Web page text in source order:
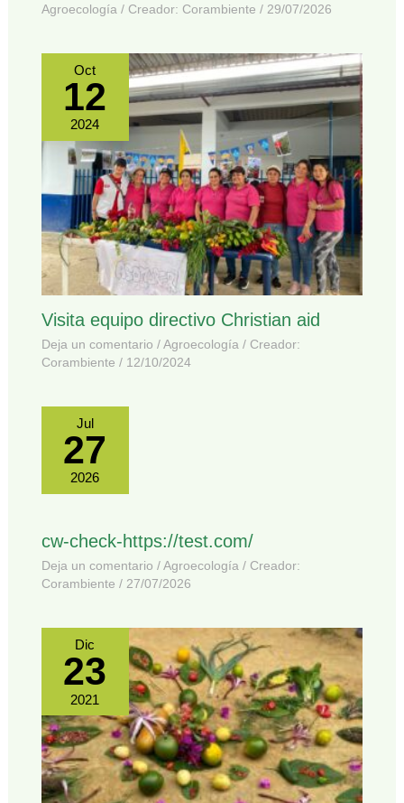
Agroecología / Creador: Corambiente / 29/07/2026
Oct
12
2024
Visita equipo directivo Christian aid
Deja un comentario /Agroecología / Creador:
Corambiente / 12/10/2024
Jul
27
2026
cw-check-https://test.com/
Deja un comentario /Agroecología/ Creador:
Corambiente / 27/07/2026
Dic
23
2021